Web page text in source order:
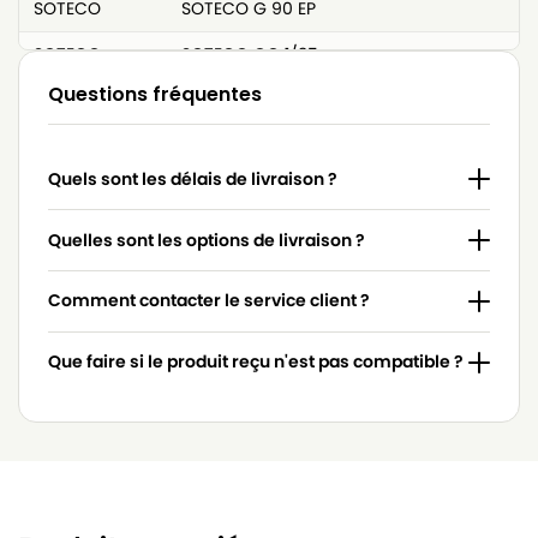
SOTECO
SOTECO G 90 EP
SOTECO
SOTECO GC 1/35
SOTECO
SOTECO GC 2/90
SOTECO
SOTECO GP 1/35
SOTECO
SOTECO GP 1/37
SOTECO
SOTECO GP 3/73
SOTECO
SOTECO GS 1/33
SOTECO
SOTECO GS 2/62
Questions fréquentes
Quels sont les délais de livraison ?
Quelles sont les options de livraison ?
Comment contacter le service client ?
Que faire si le produit reçu n'est pas compatible ?